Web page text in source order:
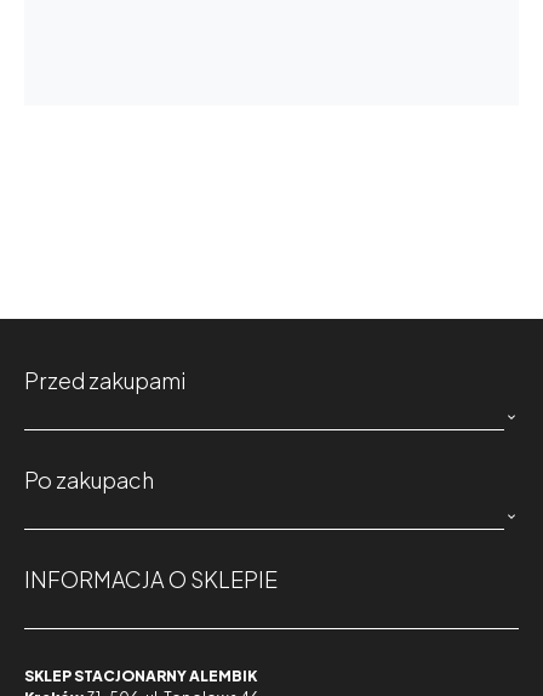
Przed zakupami

Po zakupach

INFORMACJA O SKLEPIE
SKLEP STACJONARNY ALEMBIK